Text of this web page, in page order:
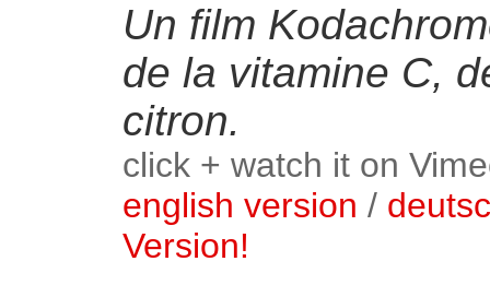
Un film
de la vitamine C,
citron.
click + watch it on
english version /
Version!